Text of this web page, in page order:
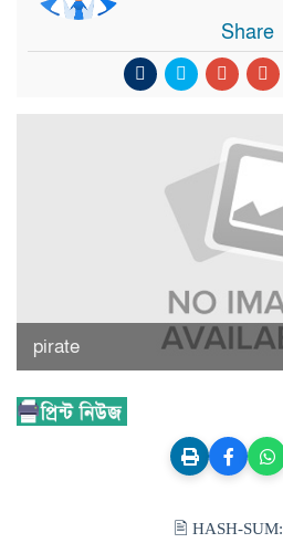
Share
pirate
🖹 HASH-SUM: